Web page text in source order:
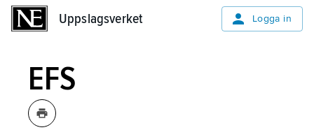
Uppslagsverket Logga in
EFS